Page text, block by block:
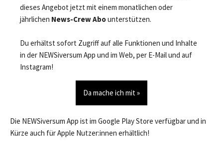
dieses Angebot jetzt mit einem monatlichen oder
jährlichen News-Crew Abounterstützen.
Du erhältst sofort Zugriff auf alle Funktionen und Inhalte
in der NEWSiversum App und im Web, per E-Mail und auf
Instagram!
Da mache ich mit »
Die NEWSiversum App ist im Google Play Store verfügbar und in
Kürze auch für Apple Nutzer:innen erhältlich!